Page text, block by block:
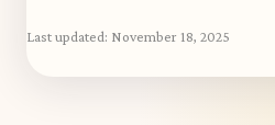
Last updated: November 18, 2025